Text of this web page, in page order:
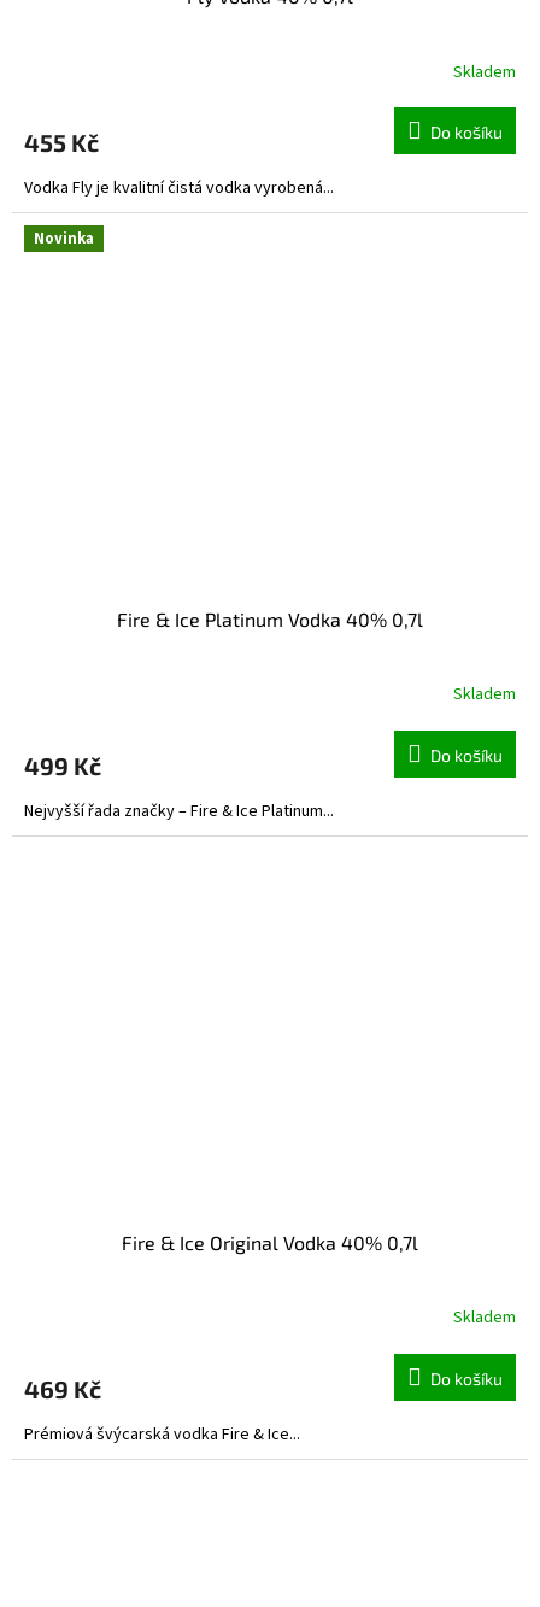
Skladem
455 Kč Do košíku
Vodka Fly je kvalitní čistá vodka vyrobená...
Novinka
Fire & Ice Platinum Vodka 40% 0,7l
Skladem
499 Kč Do košíku
Nejvyšší řada značky – Fire & Ice Platinum...
Fire & Ice Original Vodka 40% 0,7l
Skladem
469 Kč Do košíku
Prémiová švýcarská vodka Fire & Ice...